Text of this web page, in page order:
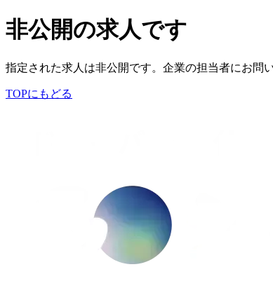
非公開の求人です
指定された求人は非公開です。企業の担当者にお問
TOPにもどる